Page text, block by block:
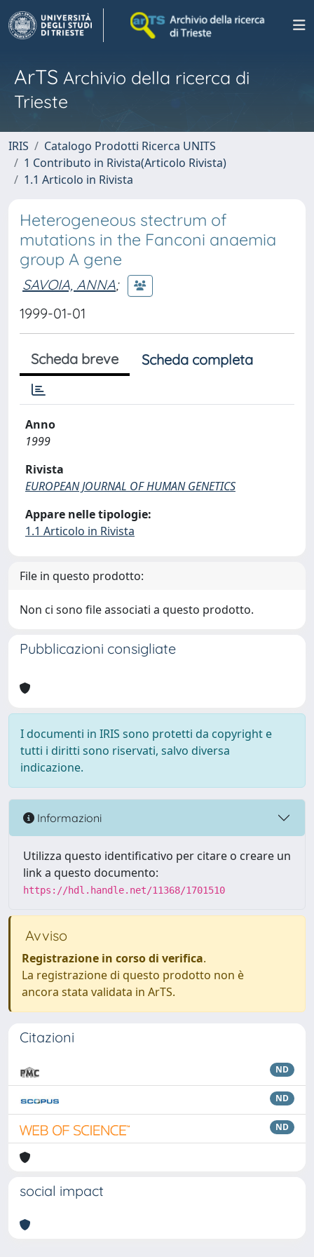
ArTS Archivio della ricerca di
Trieste
IRIS
Catalogo Prodotti Ricerca UNITS
1 Contributo in Rivista(Articolo Rivista)
1.1 Articolo in Rivista
Heterogeneous stectrum of
mutations in the Fanconi anaemia
group A gene
SAVOIA, ANNA;
1999-01-01
Scheda breve Scheda completa
Anno
1999
Rivista
EUROPEAN JOURNAL OF HUMAN GENETICS
Appare nelle tipologie:
1.1 Articolo in Rivista
File in questo prodotto:
Non ci sono file associati a questo prodotto.
Pubblicazioni consigliate
I documenti in IRIS sono protetti da copyright e
tutti i diritti sono riservati, salvo diversa
indicazione.
Informazioni
Utilizza questo identificativo per citare o creare un
link a questo documento:
https://hdl.handle.net/11368/1701510
Avviso
Registrazione in corso di verifica.
La registrazione di questo prodotto non è
ancora stata validata in ArTS.
Citazioni
ND
ND
ND
social impact